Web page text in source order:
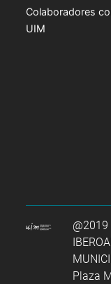
Colaboradores
UIM
@2019
Plaza